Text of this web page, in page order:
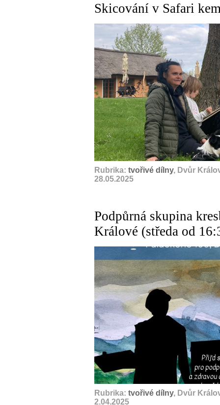
Skicování v Safari
Rubrika: tvořivé dílny, Dvůr
28.05.2025
Podpůrná skupina
Králové (středa od
Rubrika: tvořivé dílny, Dvůr
2.04.2025